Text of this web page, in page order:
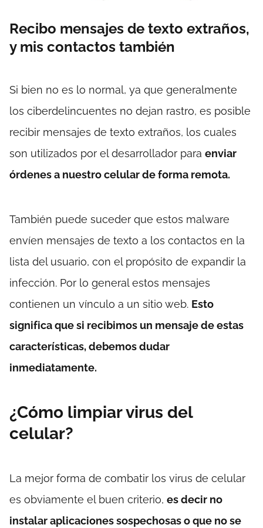
Recibo mensajes de texto extraños,
y mis contactos también
Si bien no es lo normal, ya que generalmente
los ciberdelincuentes no dejan rastro, es posible
recibir mensajes de texto extraños, los cuales
son utilizados por el desarrollador para enviar
órdenes a nuestro celular de forma remota.
También puede suceder que estos malware
envíen mensajes de texto a los contactos en la
lista del usuario, con el propósito de expandir la
infección. Por lo general estos mensajes
contienen un vínculo a un sitio web. Esto
significa que si recibimos un mensaje de estas
características, debemos dudar
inmediatamente.
¿Cómo limpiar virus del
celular?
La mejor forma de combatir los virus de celular
es obviamente el buen criterio, es decir no
instalar aplicaciones sospechosas o que no se